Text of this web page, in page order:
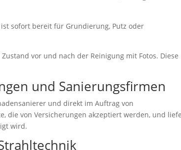
sofort bereit für Grundierung, Putz oder
vor und nach der Reinigung mit Fotos. Diese
und Sanierungsfirmen
und direkt im Auftrag von
die von Versicherungen akzeptiert werden, und
wird.